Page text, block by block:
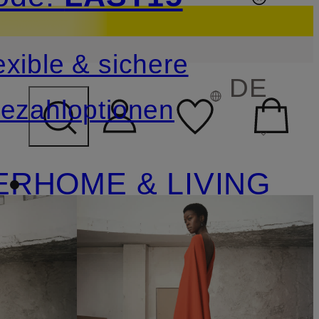
ÜBERSPRINGEN
& sichere
DE
HOME & LIVING